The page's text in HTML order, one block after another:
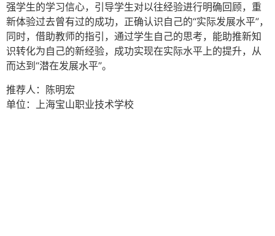
强学生的学习信心，引导学生对以往经验进行明确回顾，重
新体验过去曾有过的成功，正确认识自己的“实际发展水平”，
同时，借助教师的指引，通过学生自己的思考，能助推新知
识转化为自己的新经验，成功实现在实际水平上的提升，从
而达到“潜在发展水平”。
推荐人：陈明宏
单位：上海宝山职业技术学校